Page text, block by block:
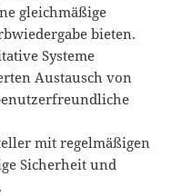
gleichmäßige
bieten.
Systeme
Austausch von
mit regelmäßigen
Sicherheit und